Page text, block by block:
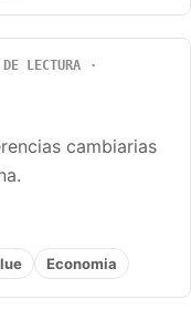
LECTURA
cambiarias
Economia